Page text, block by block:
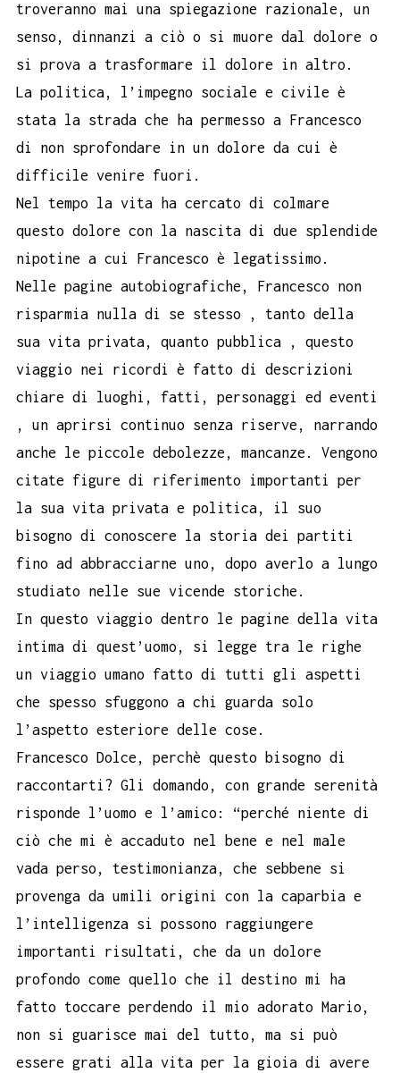
troveranno mai una spiegazione razionale, un
senso, dinnanzi a ciò o si muore dal dolore o
si prova a trasformare il dolore in altro.
La politica, l’impegno sociale e civile è
stata la strada che ha permesso a Francesco
di non sprofondare in un dolore da cui è
difficile venire fuori.
Nel tempo la vita ha cercato di colmare
questo dolore con la nascita di due splendide
nipotine a cui Francesco è legatissimo.
Nelle pagine autobiografiche, Francesco non
risparmia nulla di se stesso , tanto della
sua vita privata, quanto pubblica , questo
viaggio nei ricordi è fatto di descrizioni
chiare di luoghi, fatti, personaggi ed eventi
, un aprirsi continuo senza riserve, narrando
anche le piccole debolezze, mancanze. Vengono
citate figure di riferimento importanti per
la sua vita privata e politica, il suo
bisogno di conoscere la storia dei partiti
fino ad abbracciarne uno, dopo averlo a lungo
studiato nelle sue vicende storiche.
In questo viaggio dentro le pagine della vita
intima di quest’uomo, si legge tra le righe
un viaggio umano fatto di tutti gli aspetti
che spesso sfuggono a chi guarda solo
l’aspetto esteriore delle cose.
Francesco Dolce, perchè questo bisogno di
raccontarti? Gli domando, con grande serenità
risponde l’uomo e l’amico: “perché niente di
ciò che mi è accaduto nel bene e nel male
vada perso, testimonianza, che sebbene si
provenga da umili origini con la caparbia e
l’intelligenza si possono raggiungere
importanti risultati, che da un dolore
profondo come quello che il destino mi ha
fatto toccare perdendo il mio adorato Mario,
non si guarisce mai del tutto, ma si può
essere grati alla vita per la gioia di avere